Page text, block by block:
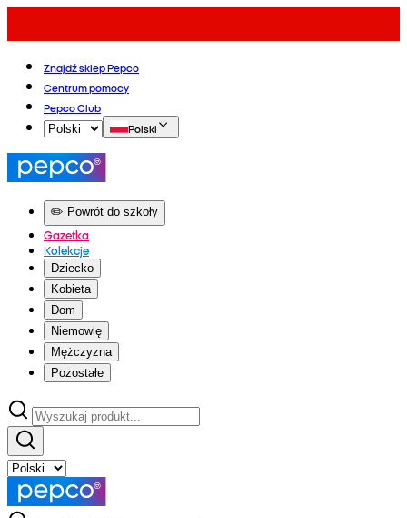
Znajdź sklep Pepco
Centrum pomocy
Pepco Club
Polski
✏️ Powrót do szkoły
Gazetka
Kolekcje
Dziecko
Kobieta
Dom
Niemowlę
Mężczyzna
Pozostałe